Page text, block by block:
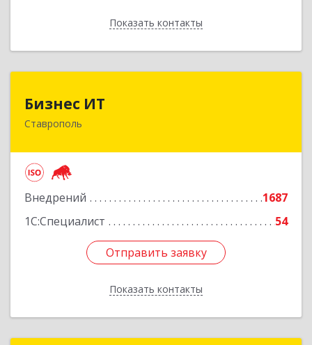
Показать контакты
Назад
Бизнес ИТ
Ставрополь
Внедрений
1687
1С:Специалист
54
Отправить заявку
Показать контакты
355035, Ставропольский край, Ставрополь г, 1
Отправить заявку
Назад